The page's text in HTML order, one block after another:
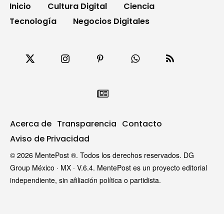
Inicio Cultura Digital
Ciencia
Tecnología
Negocios Digitales
Acerca de Transparencia Contacto
Aviso de Privacidad
© 2026 MentePost ®. Todos los derechos reservados. DG
Group México · MX · V.6.4. MentePost es un proyecto editorial
independiente, sin afiliación política o partidista.